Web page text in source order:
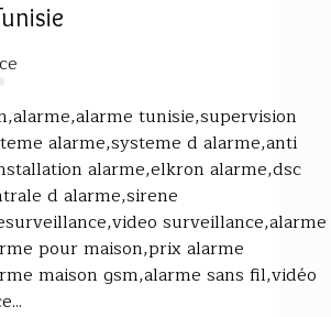
tunisie,supervision
alarme,systeme d alarme,anti
alarme,elkron alarme,dsc
d alarme,sirene
surveillance,alarme
pour maison,prix alarme
maison gsm,alarme sans fil,vidéo